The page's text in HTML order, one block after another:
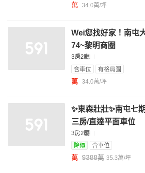
萬 34.0萬/坪
Wei您找好家！南屯
74~黎明商圈
3房2廳
含車位
有格局圖
萬 34.0萬/坪
✨東森壯壯✨南屯七
三房/直達平面車位
3房2廳
降價
含車位
萬 9388萬 35.3萬/坪